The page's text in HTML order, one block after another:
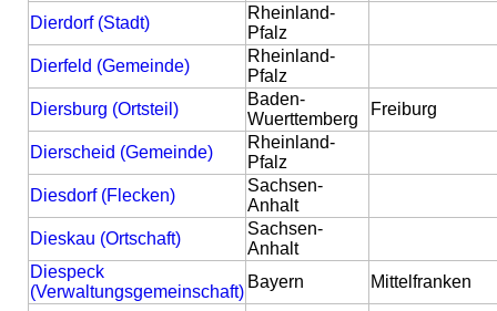
Dierdorf (Stadt)
Rheinland-
Pfalz
Dierfeld (Gemeinde)
Rheinland-
Pfalz
Diersburg (Ortsteil)
Baden-
Wuerttemberg
Freiburg
Dierscheid (Gemeinde)
Rheinland-
Pfalz
Diesdorf (Flecken)
Sachsen-
Anhalt
Dieskau (Ortschaft)
Sachsen-
Anhalt
Diespeck
(Verwaltungsgemeinschaft)
Bayern Mittelfranken